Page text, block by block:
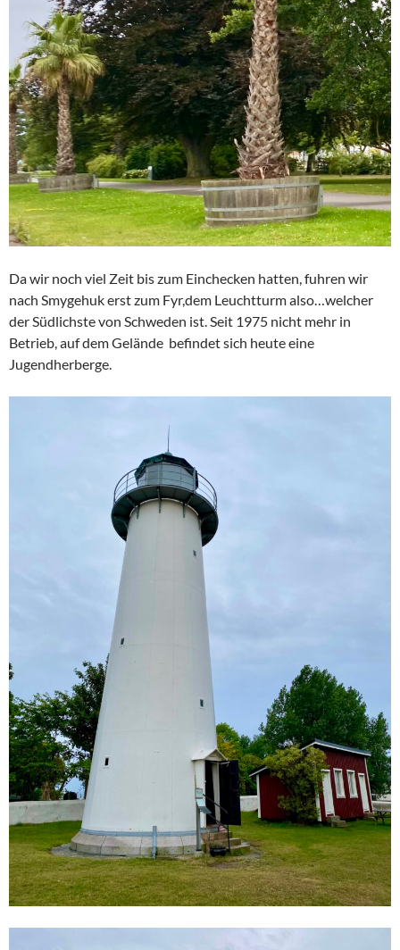
Da wir noch viel Zeit bis zum Einchecken hatten, fuhren wir
nach Smygehuk erst zum Fyr,dem Leuchtturm also…welcher
der Südlichste von Schweden ist. Seit 1975 nicht mehr in
Betrieb, auf dem Gelände befindet sich heute eine
Jugendherberge.